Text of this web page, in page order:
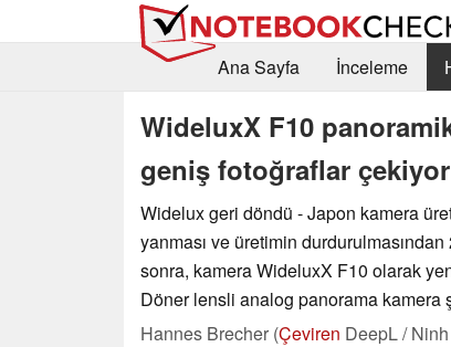
Ana Sayfa
İnceleme
WideluxX F10
geniş fotoğraflar çekiyor
Widelux geri döndü - Japon kamera
yanması ve üretimin
sonra, kamera WideluxX F10 olarak
Döner lensli analog panorama kamera
Hannes Brecher (Çeviren DeepL /